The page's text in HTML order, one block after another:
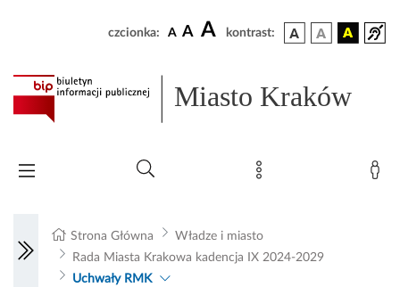
czcionka: A A A kontrast:
Miasto Kraków
Strona Główna
Władze i miasto
Rada Miasta Krakowa kadencja IX 2024-2029
Uchwały RMK